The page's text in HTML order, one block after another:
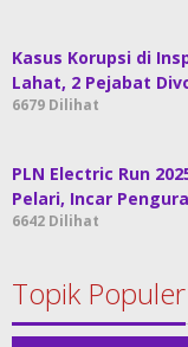
Kasus Korupsi di
Lahat, 2 Pejabat
6679 Dilihat
PLN Electric Run
Pelari, Incar
6642 Dilihat
Topik Populer